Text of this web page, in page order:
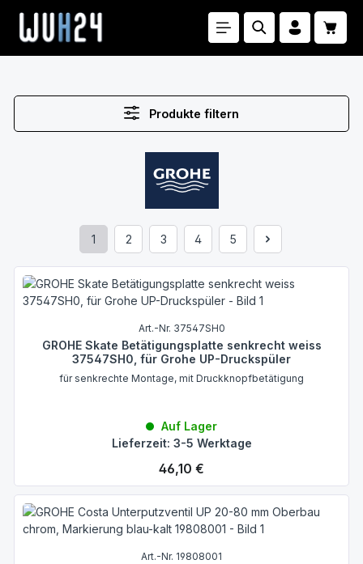
Zum Hauptinhalt springen
Produkte filtern
Seite
1
Seite
2
Seite
3
Seite
4
Seite
5
Art.-Nr. 37547SH0
GROHE Skate Betätigungsplatte senkrecht weiss
37547SH0, für Grohe UP-Druckspüler
für senkrechte Montage, mit Druckknopfbetätigung
Auf Lager
Lieferzeit: 3-5 Werktage
Regulärer Preis:
46,10 €
Art.-Nr. 19808001